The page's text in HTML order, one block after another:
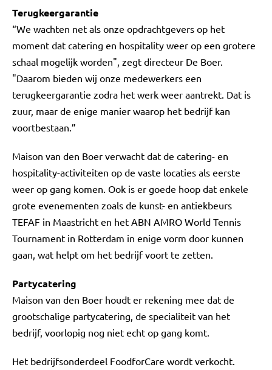
Terugkeergarantie
“We wachten net als onze opdrachtgevers op het
moment dat catering en hospitality weer op een grotere
schaal mogelijk worden", zegt directeur De Boer.
"Daarom bieden wij onze medewerkers een
terugkeergarantie zodra het werk weer aantrekt. Dat is
zuur, maar de enige manier waarop het bedrijf kan
voortbestaan.”
Maison van den Boer verwacht dat de catering- en
hospitality-activiteiten op de vaste locaties als eerste
weer op gang komen. Ook is er goede hoop dat enkele
grote evenementen zoals de kunst- en antiekbeurs
TEFAF in Maastricht en het ABN AMRO World Tennis
Tournament in Rotterdam in enige vorm door kunnen
gaan, wat helpt om het bedrijf voort te zetten.
Partycatering
Maison van den Boer houdt er rekening mee dat de
grootschalige partycatering, de specialiteit van het
bedrijf, voorlopig nog niet echt op gang komt.
Het bedrijfsonderdeel FoodforCare wordt verkocht.